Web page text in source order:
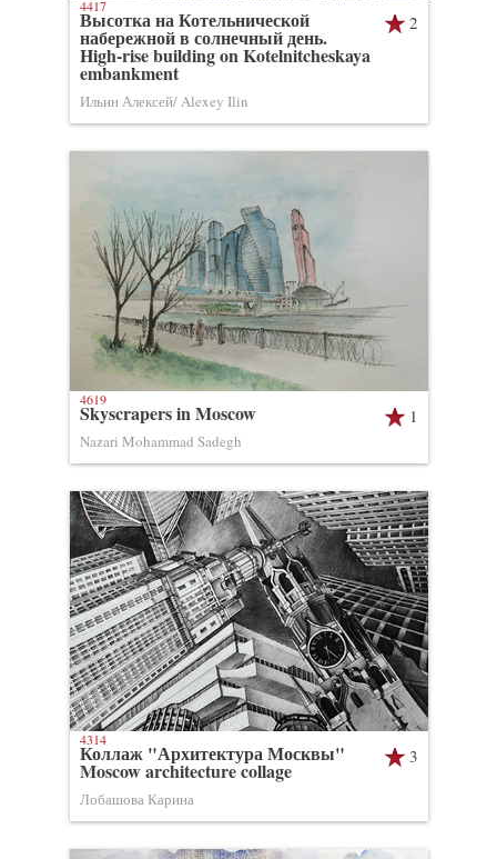
2
Высотка на Котельнической
набережной в солнечный день.
High-rise building on Kotelnitcheskaya
embankment
Ильин Алексей/ Alexey Ilin
4417
1
Skyscrapers in Moscow
Nazari Mohammad Sadegh
4619
3
Коллаж "Архитектура Москвы"
Moscow architecture collage
Лобашова Карина
4314